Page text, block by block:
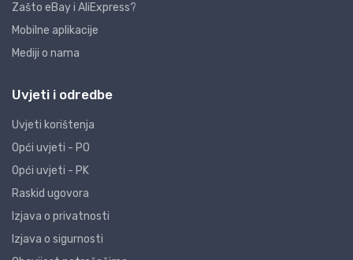
Zašto eBay i AliExpress?
Mobilne aplikacije
Mediji o nama
Uvjeti i odredbe
Uvjeti korištenja
Opći uvjeti - PO
Opći uvjeti - PK
Raskid ugovora
Izjava o privatnosti
Izjava o sigurnosti